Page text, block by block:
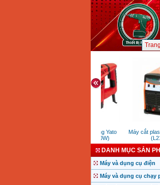
Máy khoan bê tông Yato
YT82127 (1500W)
Máy cắt
DANH MỤC SẢN
Máy và dụng cụ điện
Máy và dụng cụ chạy